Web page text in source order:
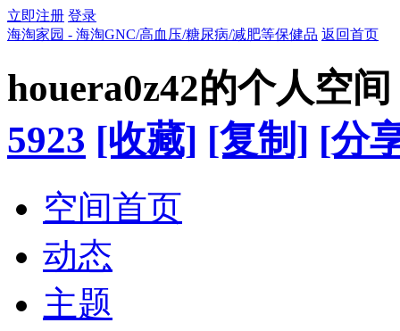
立即注册 登录
海淘家园 - 海淘GNC/高血压/糖尿病/减肥等保健品 返回首页
houera0z42的个人空间
5923 [收藏] [复制] [分
空间首页
动态
主题